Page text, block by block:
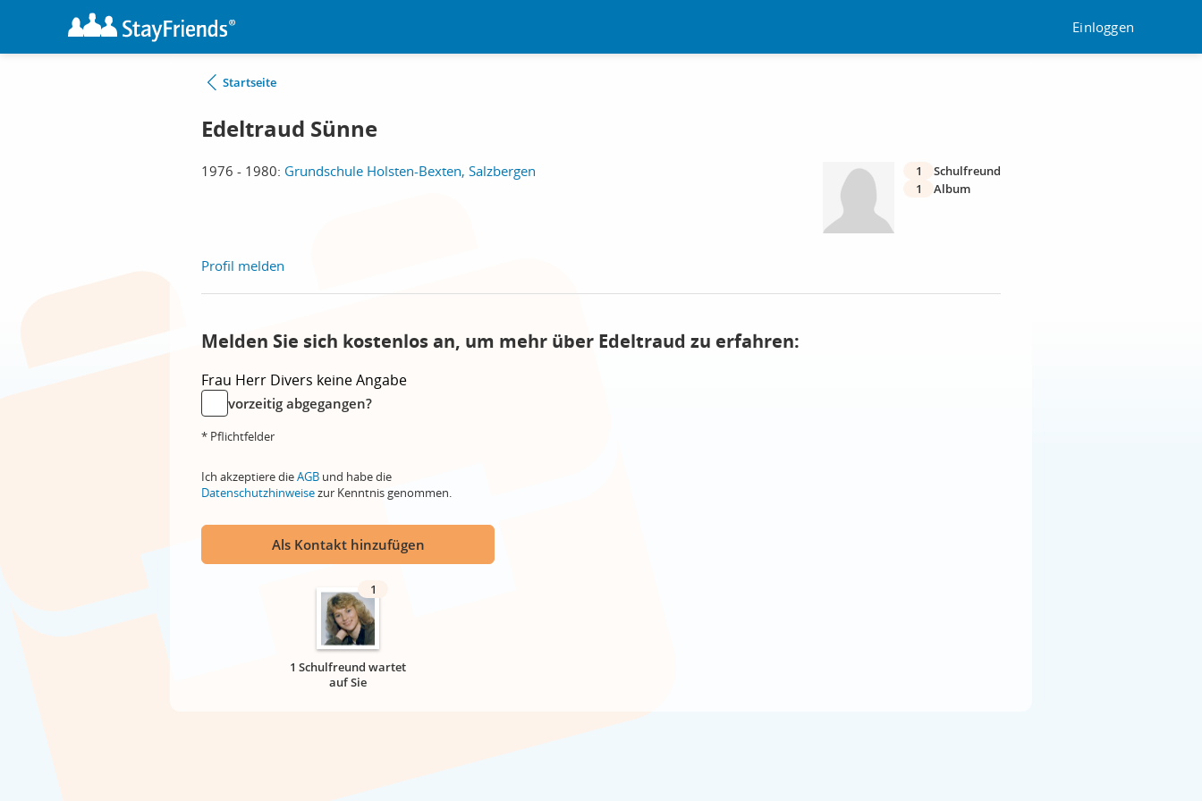
Einloggen
Startseite
Edeltraud Sünne
1976 - 1980: Grundschule Holsten-Bexten, Salzbergen 1
Schulfreund
1
Album
Profil melden
Melden Sie sich kostenlos an, um mehr über Edeltraud zu erfahren:
Frau Herr Divers keine Angabe
vorzeitig abgegangen?
* Pflichtfelder
Ich akzeptiere dieAGB und habe die
Datenschutzhinweisezur Kenntnis genommen.
Als Kontakt hinzufügen
1
1 Schulfreund wartet
auf Sie